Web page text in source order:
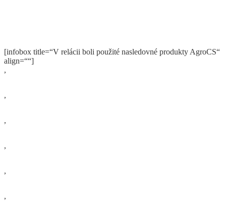
[infobox title=“V relácii boli použité nasledovné produkty AgroCS“
align=““]
,
,
,
,
,
,